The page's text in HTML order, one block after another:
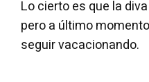
Lo cierto es que la
pero a último
seguir vacacionando.